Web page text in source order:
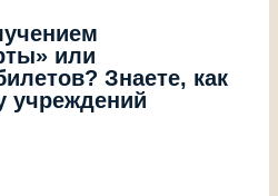
или
Знаете, как
учреждений